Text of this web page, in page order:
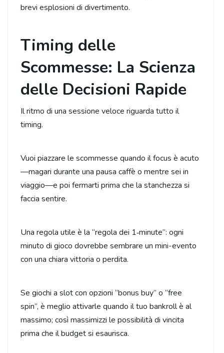
brevi esplosioni di divertimento.
Timing delle
Scommesse: La Scienza
delle Decisioni Rapide
Il ritmo di una sessione veloce riguarda tutto il
timing.
Vuoi piazzare le scommesse quando il focus è acuto
—magari durante una pausa caffè o mentre sei in
viaggio—e poi fermarti prima che la stanchezza si
faccia sentire.
Una regola utile è la “regola dei 1‑minute”: ogni
minuto di gioco dovrebbe sembrare un mini-evento
con una chiara vittoria o perdita.
Se giochi a slot con opzioni “bonus buy” o “free
spin”, è meglio attivarle quando il tuo bankroll è al
massimo; così massimizzi le possibilità di vincita
prima che il budget si esaurisca.